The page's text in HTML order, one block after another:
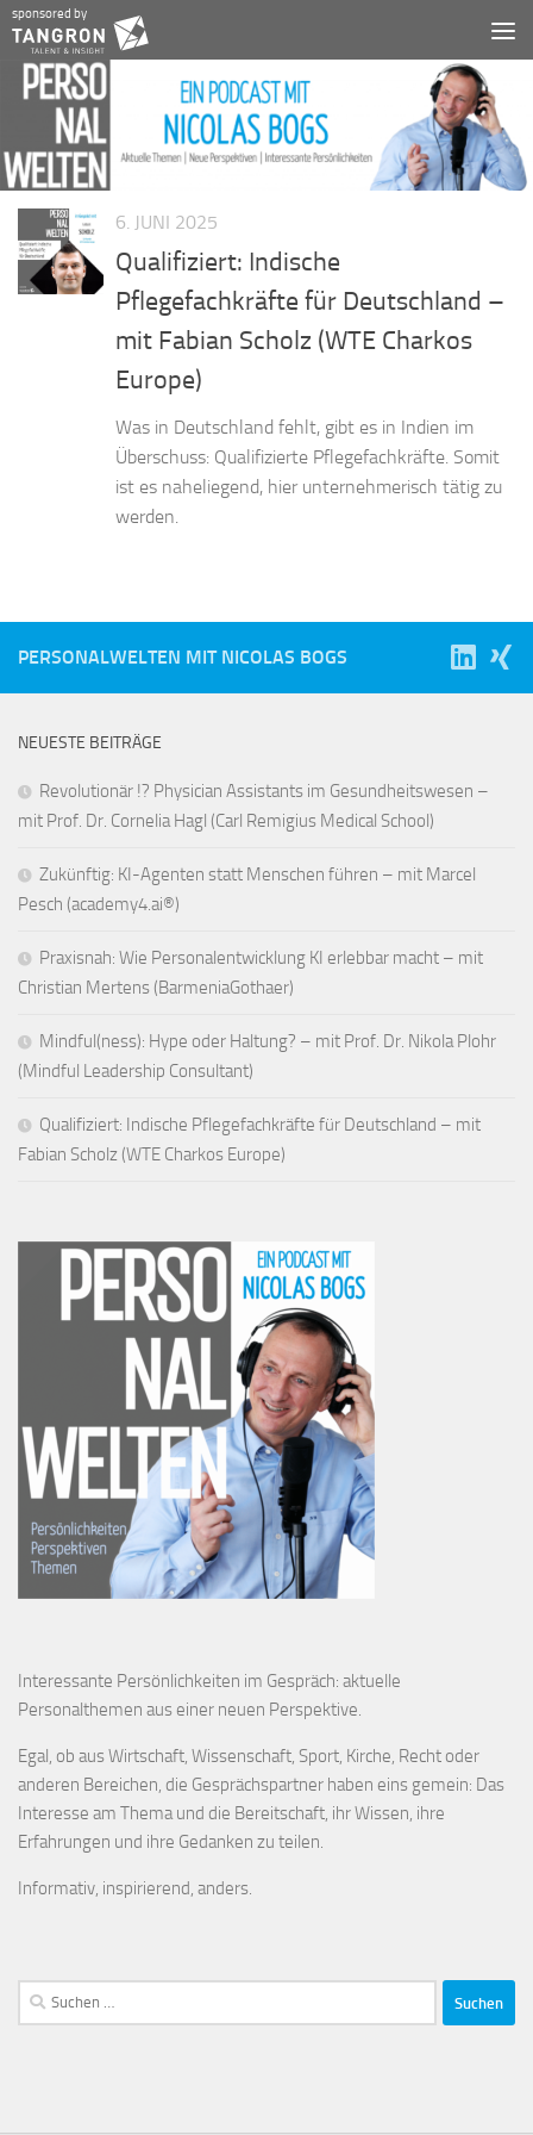
Zum Inhalt springen
sponsored by
6. JUNI 2025
Qualifiziert: Indische
Pflegefachkräfte für Deutschland –
mit Fabian Scholz (WTE Charkos
Europe)
Was in Deutschland fehlt, gibt es in Indien im
Überschuss: Qualifizierte Pflegefachkräfte. Somit
ist es naheliegend, hier unternehmerisch tätig zu
werden.
PERSONALWELTEN MIT NICOLAS BOGS
NEUESTE BEITRÄGE
Revolutionär !? Physician Assistants im Gesundheitswesen –
mit Prof. Dr. Cornelia Hagl (Carl Remigius Medical School)
Zukünftig: KI-Agenten statt Menschen führen – mit Marcel
Pesch (academy4.ai®)
Praxisnah: Wie Personalentwicklung KI erlebbar macht – mit
Christian Mertens (BarmeniaGothaer)
Mindful(ness): Hype oder Haltung? – mit Prof. Dr. Nikola Plohr
(Mindful Leadership Consultant)
Qualifiziert: Indische Pflegefachkräfte für Deutschland – mit
Fabian Scholz (WTE Charkos Europe)
Interessante Persönlichkeiten im Gespräch: aktuelle
Personalthemen aus einer neuen Perspektive.
Egal, ob aus Wirtschaft, Wissenschaft, Sport, Kirche, Recht oder
anderen Bereichen, die Gesprächspartner haben eins gemein: Das
Interesse am Thema und die Bereitschaft, ihr Wissen, ihre
Erfahrungen und ihre Gedanken zu teilen.
Informativ, inspirierend, anders.
Suchen
nach: